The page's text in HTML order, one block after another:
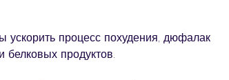
ускорить процесс похудения, дюфалак
белковых продуктов.